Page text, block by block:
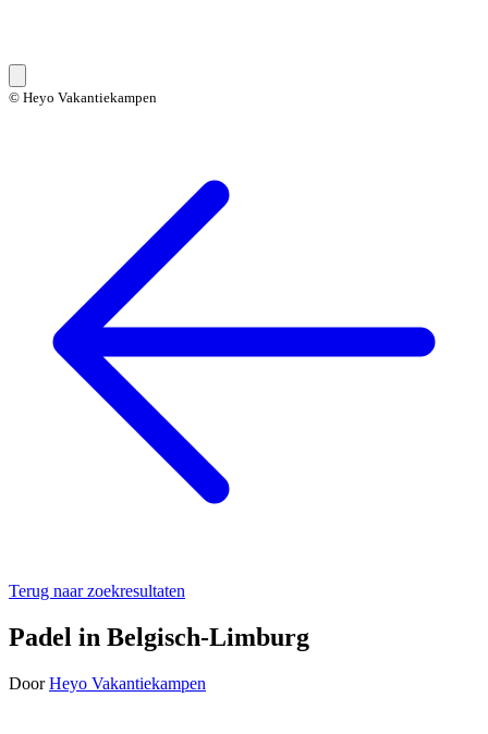
© Heyo Vakantiekampen
Terug naar zoekresultaten
Padel in Belgisch-Limburg
Door Heyo Vakantiekampen